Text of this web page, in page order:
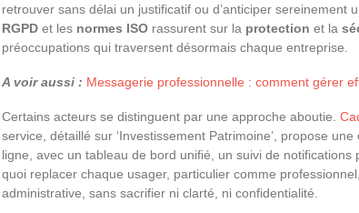
retrouver sans délai un justificatif ou d’anticiper sereinement
RGPD et les normes ISO rassurent sur la protection et la
préoccupations qui traversent désormais chaque entreprise.
A voir aussi : Messagerie professionnelle : comment gérer
Certains acteurs se distinguent par une approche aboutie.
service, détaillé sur ‘Investissement Patrimoine’, propose
ligne, avec un tableau de bord unifié, un suivi de notifications
quoi replacer chaque usager, particulier comme
administrative, sans sacrifier ni clarté, ni confidentialité.